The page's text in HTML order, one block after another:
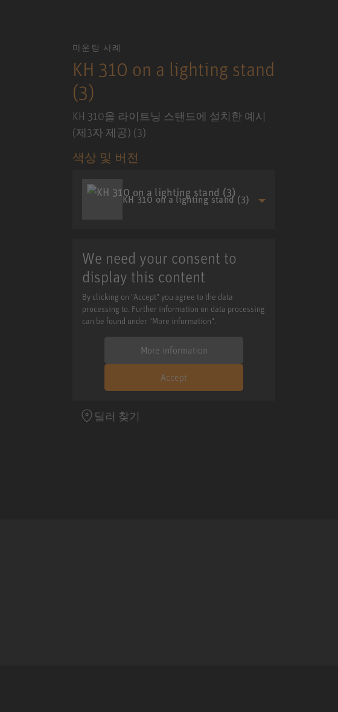
마운팅 사례
KH 310 on a lighting stand
(3)
KH 310을 라이트닝 스탠드에 설치한 예시
(제3자 제공) (3)
색상 및 버전
KH 310 on a lighting stand (3)
We need your consent to
display this content
By clicking on "Accept" you agree to the data
processing to. Further information on data processing
can be found under "More information".
More information
Accept
딜러 찾기